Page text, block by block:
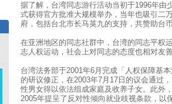
据了解，台湾同志游行活动当初于1996年由
式获得官方批准大规模举办，当年也吸引二
府，包括台北市长马英九的支持，共赞助台
在亚洲地区的同志社群中，台湾的同志平权
志人权运动，社会上对同志的态度也相对友
台湾法务部于2001年6月完成「人权保障基
的研议修正，在2003年7月17日的议会通过
性男女得以依法组成家庭及收养子女。此外
2005年提呈了反对性倾向就业歧视条款，以